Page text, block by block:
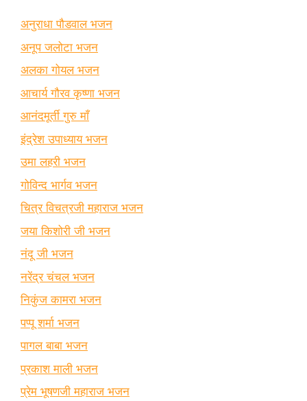
अनुराधा पौडवाल भजन
अनूप जलोटा भजन
अलका गोयल भजन
आचार्य गौरव कृष्णा भजन
आनंदमूर्ती गुरु माँ
इंद्रेश उपाध्याय भजन
उमा लहरी भजन
गोविन्द भार्गव भजन
चित्र विचत्रजी महाराज भजन
जया किशोरी जी भजन
नंदू जी भजन
नरेंद्र चंचल भजन
निकुंज कामरा भजन
पप्पू शर्मा भजन
पागल बाबा भजन
प्रकाश माली भजन
प्रेम भूषणजी महाराज भजन